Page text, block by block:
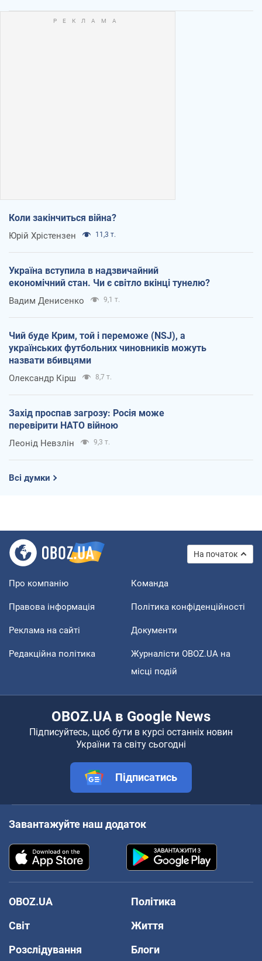
Коли закінчиться війна?
Юрій Хрістензен 11,3 т.
Україна вступила в надзвичайний
економічний стан. Чи є світло вкінці тунелю?
Вадим Денисенко 9,1 т.
Чий буде Крим, той і переможе (NSJ), а
українських футбольних чиновників можуть
назвати вбивцями
Олександр Кірш 8,7 т.
Захід проспав загрозу: Росія може
перевірити НАТО війною
Леонід Невзлін 9,3 т.
Всі думки
На початок
Про компанію Команда
Правова інформація Політика конфіденційності
Реклама на сайті Документи
Редакційна політика
Журналісти OBOZ.UA на
місці подій
OBOZ.UA в Google News
Підписуйтесь, щоб бути в курсі останніх новин
України та світу сьогодні
Підписатись
Завантажуйте наш додаток
OBOZ.UA
Політика
Світ
Життя
Розслідування
Блоги